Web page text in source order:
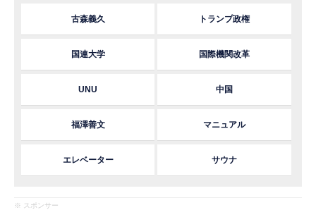
古森義久 トランプ政権
国連大学 国際機関改革
UNU 中国
福澤善文 マニュアル
エレベーター サウナ
※ スポンサー